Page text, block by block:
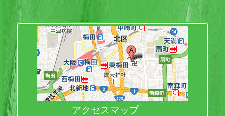
アクセスマップ